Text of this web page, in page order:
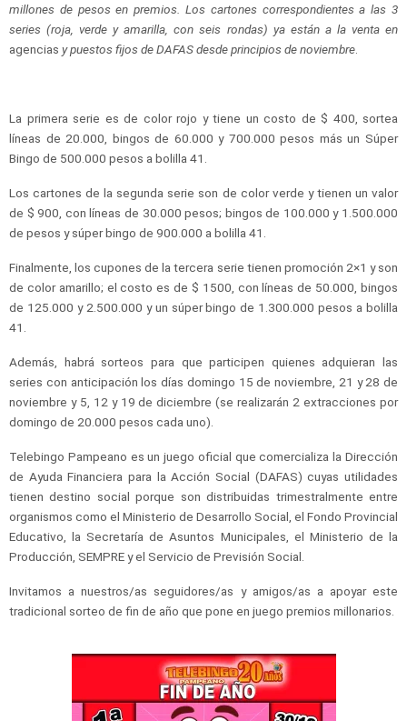
millones de pesos en premios. Los cartones correspondientes a las 3
series (roja, verde y amarilla, con seis rondas) ya están a la venta en
agencias ypuestosfijos de DAFAS desde principios de noviembre
La primera serie es de color rojo y tiene un costo de $ 400, sortea
líneas de 20.000, bingos de 60.000 y 700.000 pesos más un Súper
Bingo de 500.000 pesos a bolilla 41.
Los cartones de la segunda serie son de color verde y tienen un valor
de $ 900, con líneas de 30.000 pesos; bingos de 100.000 y 1.500.000
de pesos y súper bingo de 900.000 a bolilla 41.
Finalmente, los cupones de la tercera serie tienen promoción 2×1 y son
de color amarillo; el costo es de $ 1500, con líneas de 50.000, bingos
de 125.000 y 2.500.000 y un súper bingo de 1.300.000 pesos a bolilla
41.
Además, habrá sorteos para que participen quienes adquieran las
series con anticipación los días domingo 15 de noviembre, 21 y 28 de
noviembre y 5, 12 y 19 de diciembre (se realizarán 2 extracciones por
domingo de 20.000 pesos cada uno).
Telebingo Pampeano es un juego oficial que comercializa la Dirección
de Ayuda Financiera para la Acción Social (DAFAS) cuyas utilidades
tienen destino social porque son distribuidas trimestralmente entre
organismos como el Ministerio de Desarrollo Social, el Fondo Provincial
Educativo, la Secretaría de Asuntos Municipales, el Ministerio de la
Producción, SEMPRE y el Servicio de Previsión Social.
Invitamos a nuestros/as seguidores/as y amigos/as a apoyar este
tradicional sorteo de fin de año que pone en juego premios millonarios.